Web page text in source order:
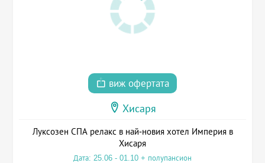
виж офертата
Хисаря
Луксозен СПА релакс в най-новия хотел Империя в
Хисаря
Дата: 25.06 - 01.10 + полупансион